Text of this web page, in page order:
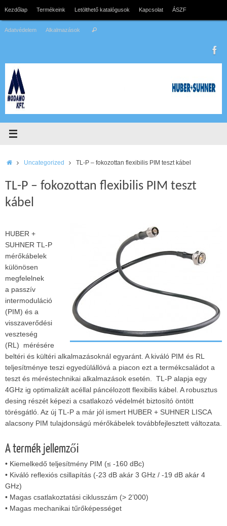
tartalomra
Kezdőlap Termékeink Letölthető katalógusok Kapcsolat ÁSZF
Adatvédelem Alkalmazások Keresés
HomeUncategorized TL-P – fokozottan flexibilis PIM teszt kábel
TL-P – fokozottan flexibilis PIM teszt
kábel
HUBER +
SUHNER TL-P
mérőkábelek
különösen
megfelelnek
a passzív
intermoduláció
(PIM) és a
visszaverődési
veszteség
(RL) mérésére
beltéri és kültéri alkalmazásoknál egyaránt. A kiváló PIM és RL
teljesítménye teszi egyedülállóvá a piacon ezt a termékcsaládot a
teszt és méréstechnikai alkalmazások esetén. TL-P alapja egy
4GHz ig optimalizált acéllal páncélozott flexibilis kábel. A robusztus
desing részét képezi a csatlakozó védelmét biztosító öntött
törésgátló. Az új TL-P a már jól ismert HUBER + SUHNER LISCA
alacsony PIM tulajdonságú mérőkábelek továbbfejlesztett változata.
A termék jellemzői
• Kiemelkedő teljesítmény PIM (≤ -160 dBc)
• Kiváló reflexiós csillapítás (-23 dB akár 3 GHz / -19 dB akár 4
GHz)
• Magas csatlakoztatási ciklusszám (> 2’000)
• Magas mechanikai tűrőképességet